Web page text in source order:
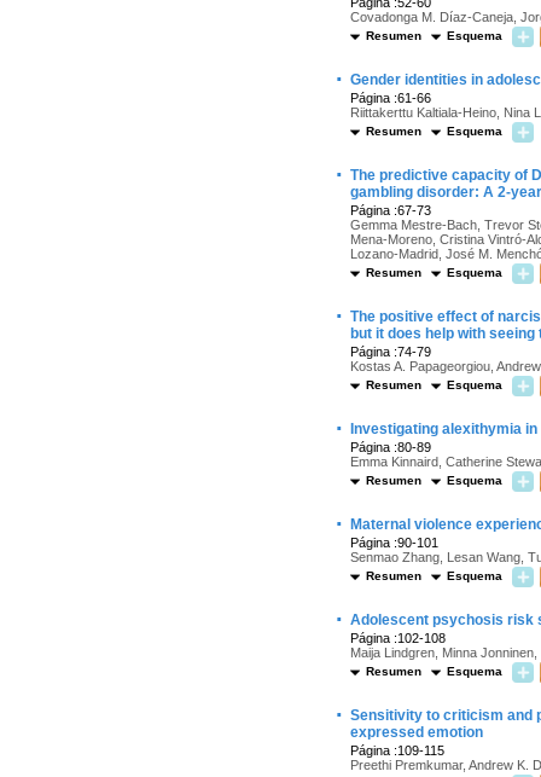
Covadonga M. Díaz-Caneja,
Resumen Esquema
· Gender identities in
Página :61-66
Riittakerttu Kaltiala-Heino, Nina
Resumen Esquema
· The predictive capacity of
gambling disorder: A 2-
Página :67-73
Gemma Mestre-Bach, Trevor
Mena-Moreno, Cristina Vintró-
Lozano-Madrid, José M.
Resumen Esquema
· The positive effect of
but it does help with
Página :74-79
Kostas A. Papageorgiou,
Resumen Esquema
· Investigating alexithymia
Página :80-89
Emma Kinnaird, Catherine
Resumen Esquema
· Maternal violence
Página :90-101
Senmao Zhang, Lesan Wang,
Resumen Esquema
· Adolescent psychosis risk
Página :102-108
Maija Lindgren, Minna
Resumen Esquema
· Sensitivity to criticism and
expressed emotion
Página :109-115
Preethi Premkumar, Andrew K.